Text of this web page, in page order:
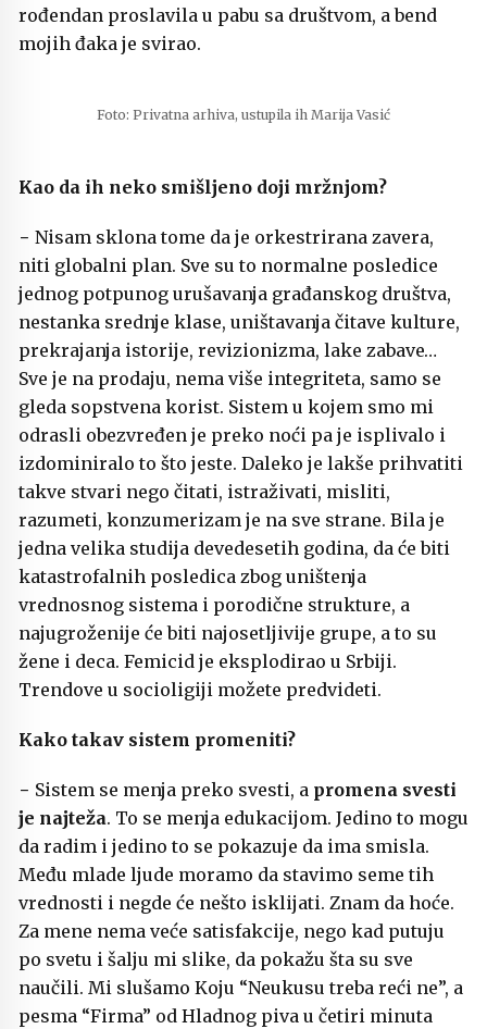
rođendan proslavila u pabu sa društvom, a bend
mojih đaka je svirao.
Foto: Privatna arhiva, ustupila ih Marija Vasić
Kao da ih neko smišljeno doji mržnjom?
− Nisam sklona tome da je orkestrirana zavera,
niti globalni plan. Sve su to normalne posledice
jednog potpunog urušavanja građanskog društva,
nestanka srednje klase, uništavanja čitave kulture,
prekrajanja istorije, revizionizma, lake zabave…
Sve je na prodaju, nema više integriteta, samo se
gleda sopstvena korist. Sistem u kojem smo mi
odrasli obezvređen je preko noći pa je isplivalo i
izdominiralo to što jeste. Daleko je lakše prihvatiti
takve stvari nego čitati, istraživati, misliti,
razumeti, konzumerizam je na sve strane. Bila je
jedna velika studija devedesetih godina, da će biti
katastrofalnih posledica zbog uništenja
vrednosnog sistema i porodične strukture, a
najugroženije će biti najosetljivije grupe, a to su
žene i deca. Femicid je eksplodirao u Srbiji.
Trendove u socioligiji možete predvideti.
Kako takav sistem promeniti?
− Sistem se menja preko svesti, a promena svesti
je najteža. To se menja edukacijom. Jedino to mogu
da radim i jedino to se pokazuje da ima smisla.
Među mlade ljude moramo da stavimo seme tih
vrednosti i negde će nešto isklijati. Znam da hoće.
Za mene nema veće satisfakcije, nego kad putuju
po svetu i šalju mi slike, da pokažu šta su sve
naučili. Mi slušamo Koju “Neukusu treba reći ne”, a
pesma “Firma” od Hladnog piva u četiri minuta